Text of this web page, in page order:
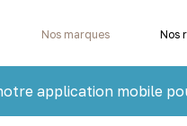
Nos marques Nos
application mobile